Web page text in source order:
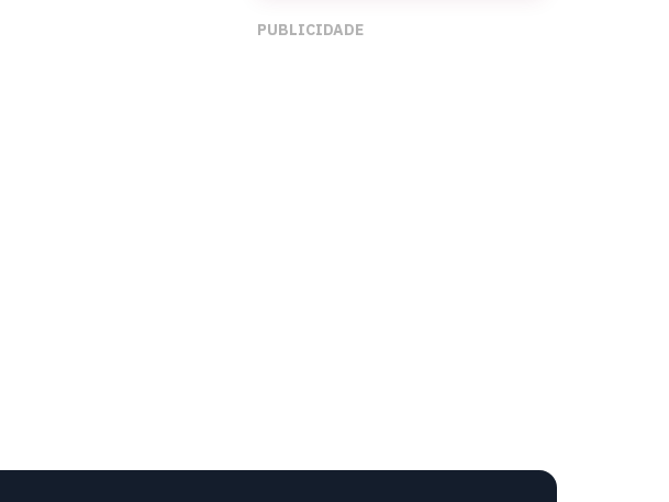
PUBLICIDADE